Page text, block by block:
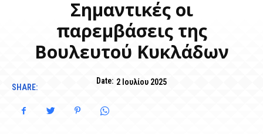
Σημαντικές οι
παρεμβάσεις της
Βουλευτού Κυκλάδων
Date: 2 Ιουλίου 2025
SHARE: